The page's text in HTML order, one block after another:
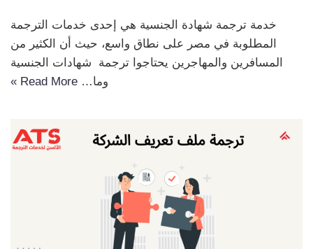
خدمة ترجمة شهادة الجنسية هي إحدى خدمات الترجمة
المطلوبة في مصر على نطاق واسع، حيث أن الكثير من
المسافرين والمهاجرين يحتاجوا ترجمة شهادات الجنسية
وما… Read More »